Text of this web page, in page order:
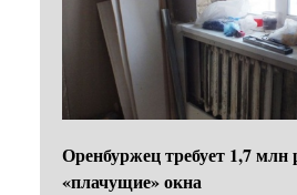
Оренбуржец требует 1,7 млн
«плачущие» окна